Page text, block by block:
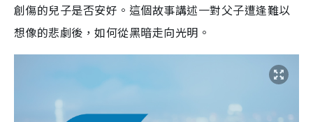
創傷的兒子是否安好。這個故事講述一對父子遭逢難以
想像的悲劇後，如何從黑暗走向光明。